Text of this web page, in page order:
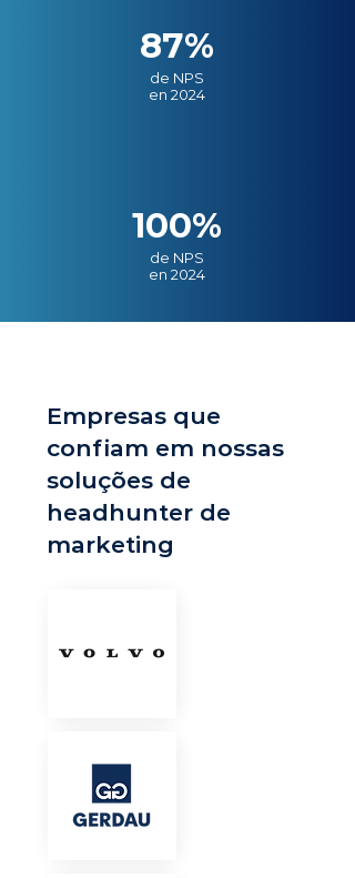
87%
de NPS
en 2024
100%
de NPS
en 2024
Empresas que
confiam em nossas
soluções de
headhunter de
marketing